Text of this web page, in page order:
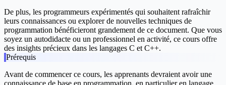
De plus, les programmeurs expérimentés qui souhaitent rafraîchir
leurs connaissances ou explorer de nouvelles techniques de
programmation bénéficieront grandement de ce document. Que vous
soyez un autodidacte ou un professionnel en activité, ce cours offre
des insights précieux dans les langages C et C++.
Prérequis
Avant de commencer ce cours, les apprenants devraient avoir une